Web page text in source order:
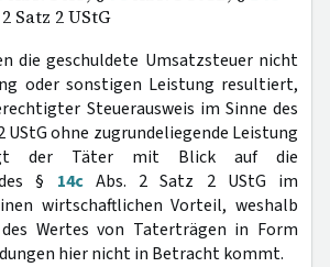
Satz 2 UStG
die geschuldete Umsatzsteuer nicht
oder sonstigen Leistung resultiert,
Steuerausweis im Sinne des
UStG ohne zugrundeliegende Leistung
der Täter mit Blick auf die
§ 14cAbs. 2 Satz 2 UStG im
wirtschaftlichen Vorteil, weshalb
Wertes von Taterträgen in Form
hier nicht in Betracht kommt.